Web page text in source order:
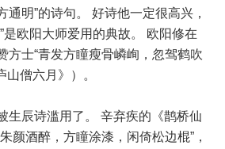
通明”的诗句。 好诗他一定很高兴，
是欧阳大师爱用的典故。 欧阳修在
方士“青发方瞳瘦骨嶙峋，忽驾鹤吹
山僧六月》）。
生辰诗滥用了。 辛弃疾的《鹊桥仙
颜酒醉，方瞳涂漆，闲倚松边棍”，